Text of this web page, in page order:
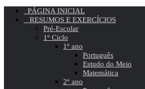
PÁGINA INICIAL
RESUMOS E EXERCÍCIOS
Pré-Escolar
1º Ciclo
1º ano
Português
Estudo do Meio
Matemática
2º ano